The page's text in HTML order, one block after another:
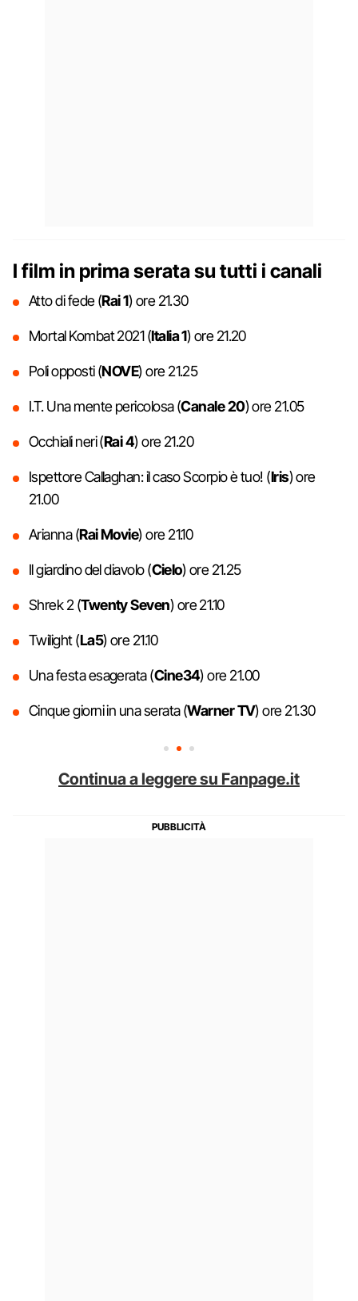
I film in prima serata su tutti i canali
Atto di fede (Rai 1) ore 21.30
Mortal Kombat 2021 (Italia 1) ore 21.20
Poli opposti (NOVE) ore 21.25
I.T. Una mente pericolosa (Canale 20) ore 21.05
Occhiali neri (Rai 4) ore 21.20
Ispettore Callaghan: il caso Scorpio è tuo! (Iris) ore
21.00
Arianna (Rai Movie) ore 21.10
Il giardino del diavolo (Cielo) ore 21.25
Shrek 2 (Twenty Seven) ore 21.10
Twilight (La5) ore 21.10
Una festa esagerata (Cine34) ore 21.00
Cinque giorni in una serata (Warner TV) ore 21.30
Continua a leggere su Fanpage.it